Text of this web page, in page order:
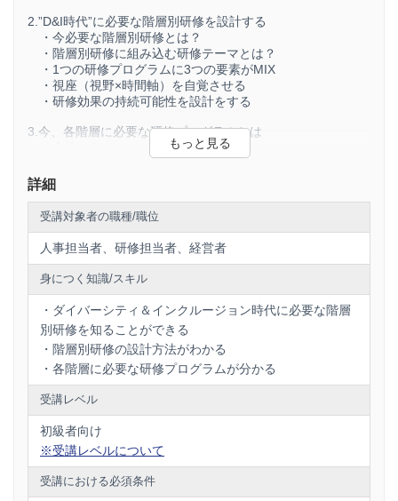
2.”D&I時代”に必要な階層別研修を設計する
・今必要な階層別研修とは？
・階層別研修に組み込む研修テーマとは？
・1つの研修プログラムに3つの要素がMIX
・視座（視野×時間軸）を自覚させる
・研修効果の持続可能性を設計をする
3.今、各階層に必要な研修プログラムとは
・一般社員向けプログラム
・リーダー向けプログラム
・管理職向けプログラム
詳細
受講対象者の職種/職位
人事担当者、研修担当者、経営者
身につく知識/スキル
・ダイバーシティ＆インクルージョン時代に必要な階層
別研修を知ることができる
・階層別研修の設計方法がわかる
・各階層に必要な研修プログラムが分かる
受講レベル
初級者向け
※受講レベルについて
受講における必須条件